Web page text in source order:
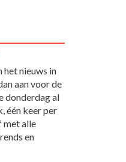
het nieuws in
aan voor de
donderdag al
één keer per
met alle
en